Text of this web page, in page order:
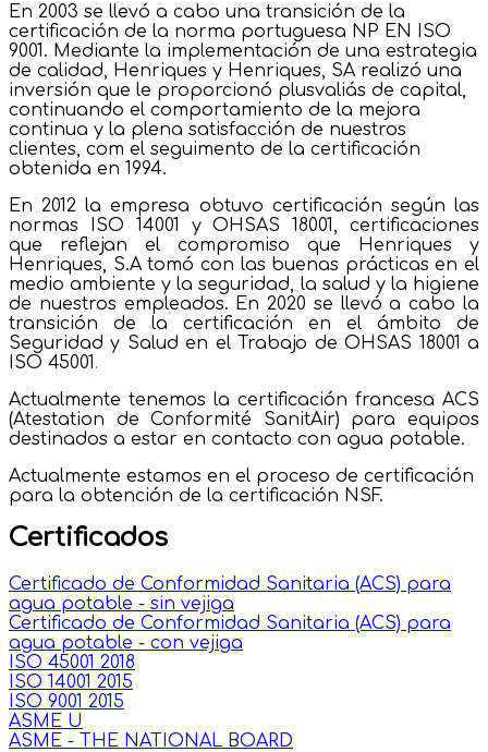
En 2003 se llevó a cabo una transición de la
certificación de la norma portuguesa NP EN ISO
9001. Mediante la implementación de una estrategia
de calidad, Henriques y Henriques, SA realizó una
inversión que le proporcionó plusvaliás de capital,
continuando el comportamiento de la mejora
continua y la plena satisfacción de nuestros
clientes, com el seguimento de la certificación
obtenida en 1994.
En 2012 la empresa obtuvo certificación según las
normas ISO 14001 y OHSAS 18001, certificaciones
que reflejan el compromiso que Henriques y
Henriques, S.A tomó con las buenas prácticas en el
medio ambiente y la seguridad, la salud y la higiene
de nuestros empleados. En 2020 se llevó a cabo la
transición de la certificación en el ámbito de
Seguridad y Salud en el Trabajo de OHSAS 18001 a
ISO 45001 .
Actualmente tenemos la certificación francesa ACS
(Atestation de Conformité SanitAir) para equipos
destinados a estar en contacto con agua potable.
Actualmente estamos en el proceso de certificación
para la obtención de la certificación NSF.
Certificados
Certificado de Conformidad Sanitaria (ACS) para
agua potable - sin vejiga
Certificado de Conformidad Sanitaria (ACS) para
agua potable - con vejiga
ISO 45001 2018
ISO 14001 2015
ISO 9001 2015
ASME U
ASME - THE NATIONAL BOARD